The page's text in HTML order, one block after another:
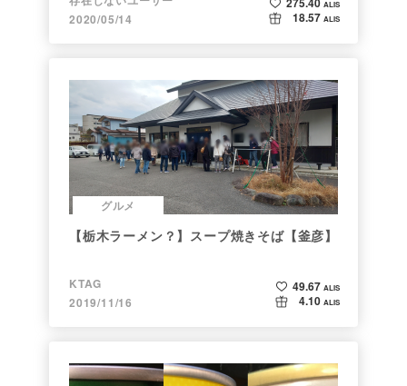
2020/05/14
ALIS
18.57 ALIS
グルメ
【栃木ラーメン？】スープ焼きそば【釜彦】
KTAG
2019/11/16
49.67 ALIS
4.10 ALIS